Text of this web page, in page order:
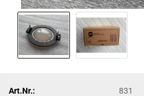
Art.Nr.: 831